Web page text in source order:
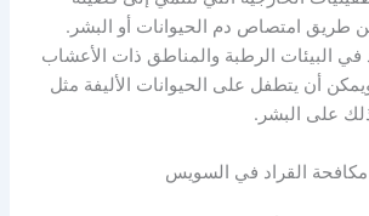
طريق امتصاص دم الحيوانات أو البشر.
في البيئات الرطبة والمناطق ذات الأعشاب
ويمكن أن يتطفل على الحيوانات الأليفة مثل
على البشر.
القراد في السويس